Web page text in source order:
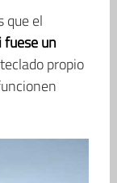
que el
fuese un
propio